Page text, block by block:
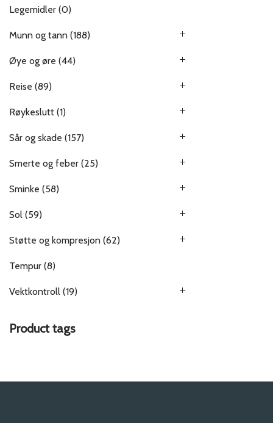
Legemidler (0)
Munn og tann (188)
Øye og øre (44)
Reise (89)
Røykeslutt (1)
Sår og skade (157)
Smerte og feber (25)
Sminke (58)
Sol (59)
Støtte og kompresjon (62)
Tempur (8)
Vektkontroll (19)
Product tags